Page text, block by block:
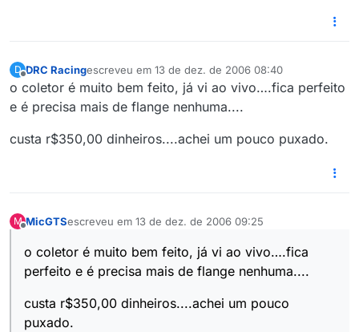
D
Offline
DRC Racingescreveu em 13 de dez. de 2006 08:40
última edição por
o coletor é muito bem feito, já vi ao vivo….fica perfeito
e é precisa mais de flange nenhuma....
custa r$350,00 dinheiros....achei um pouco puxado.
M MicGTSescreveu em 13 de dez. de 2006 09:25
última edição por
o coletor é muito bem feito, já vi ao vivo….fica
perfeito e é precisa mais de flange nenhuma....
custa r$350,00 dinheiros....achei um pouco
puxado.